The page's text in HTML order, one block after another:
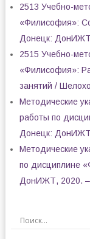
2513 Учебно-
«Филисофия»:
Донецк:
2515 Учебно-
«Филисофия»:
занятий /
Методические
работы по
Донецк:
Методические
по дисциплине
ДонИЖТ, 2020. –